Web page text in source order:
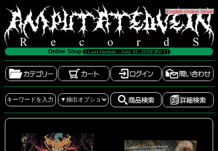
[English Online Store]
Online Shop [ Last Update : July 31, 2026 (Fri.) ]